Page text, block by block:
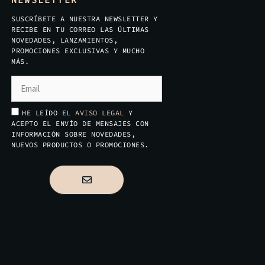
SUSCRÍBETE A NUESTRA NEWSLETTER Y
RECIBE EN TU CORREO LAS ÚLTIMAS
NOVEDADES, LANZAMIENTOS,
PROMOCIONES EXCLUSIVAS Y MUCHO
MÁS.
HE LEÍDO EL AVISO LEGAL Y
ACEPTO EL ENVÍO DE MENSAJES CON
INFORMACIÓN SOBRE NOVEDADES,
NUEVOS PRODUCTOS O PROMOCIONES.